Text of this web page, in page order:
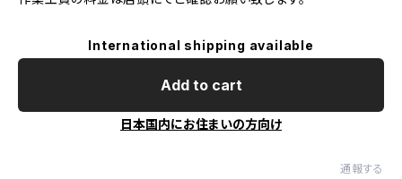
International shipping available
Add to cart
日本国内にお住まいの方向け
通報する